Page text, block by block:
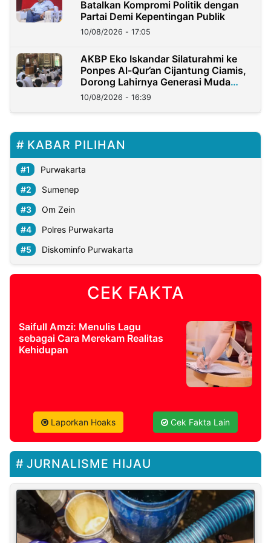
Batalkan Kompromi Politik dengan
Partai Demi Kepentingan Publik
10/08/2026 - 17:05
AKBP Eko Iskandar Silaturahmi ke
Ponpes Al-Qur’an Cijantung Ciamis,
Dorong Lahirnya Generasi Muda
Berkarakter
10/08/2026 - 16:39
KABAR PILIHAN
Purwakarta
Sumenep
Om Zein
Polres Purwakarta
Diskominfo Purwakarta
CEK FAKTA
Saifull Amzi: Menulis Lagu
sebagai Cara Merekam Realitas
Kehidupan
Laporkan Hoaks Cek Fakta Lain
JURNALISME HIJAU